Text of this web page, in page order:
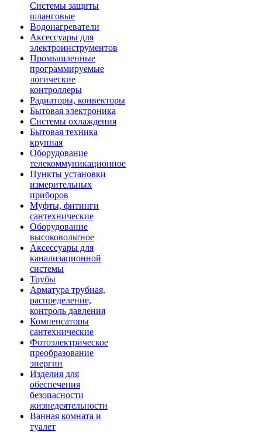
Системы защиты
шланговые
Водонагреватели
Аксессуары для
электроинструментов
Промышленные
программируемые
логические
контроллеры
Радиаторы, конвекторы
Бытовая электроника
Системы охлаждения
Бытовая техника
крупная
Оборудование
телекоммуникационное
Пункты установки
измерительных
приборов
Муфты, фитинги
сантехнические
Оборудование
высоковольтное
Аксессуары для
канализационной
системы
Трубы
Арматура трубная,
распределение,
контроль давления
Компенсаторы
сантехнические
Фотоэлектрическое
преобразование
энергии
Изделия для
обеспечения
безопасности
жизнедеятельности
Ванная комната и
туалет